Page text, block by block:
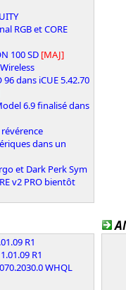
RGB et CORE
100 SD [MAJ]
dans iCUE 5.42.70
6.9 finalisé dans
révérence
dans un
et Dark Perk Sym
v2 PRO bientôt
R1
R1
WHQL